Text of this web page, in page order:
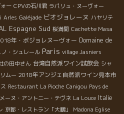
ー CPVの石川君 ラパリュ・ヌーヴォー
Arles Galéjade ビオジョレーヌ ハヤリテ
Espagne Sud 桜満開 Cachette Masa
年・ボジョレヌーヴォー Domaine de
・シュレール Paris village Jasniers
の田中さん 台湾自然派ワイン試飲会 シャ
リムー 2018年アンジェ自然派ワイン見本市
Restaurant La Pioche Canigou Pays de
ーヌ・アント二ー・テヴネ La Louce Italie
京都・レストラン「大鵬」 Madona Eglise